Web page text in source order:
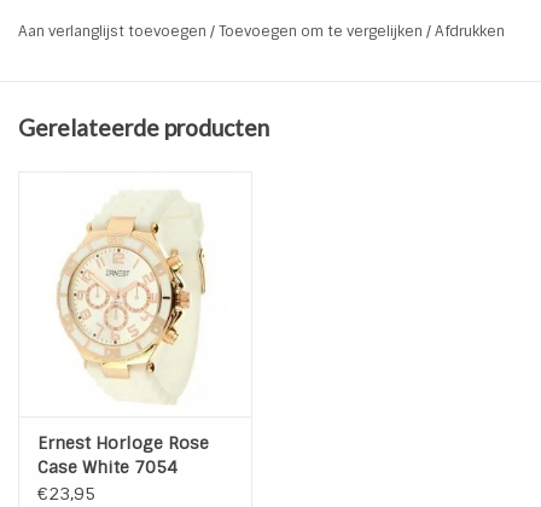
* Kleur: Rose case | Peach
* Breedte band: 2,0 cm
Aan verlanglijst toevoegen /Toevoegen om te vergelijken /Afdrukken
Gerelateerde producten
Ernest Horloge Rose
Case White 7054
€23,95